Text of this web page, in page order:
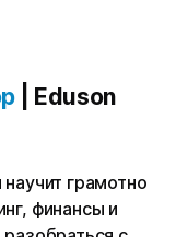
| Eduson
грамотно
финансы и